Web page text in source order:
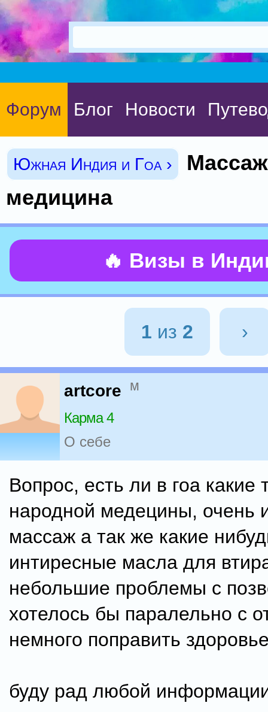
Форум Блог Новости
Южная Индия и Гоа ›
медицина
🔥 Визы в
1 из 2 ›
artcore м
Карма 4
О себе
Вопрос, есть ли в гоа какие
народной медецины, очень
массаж а так же какие
интиресные масла для
небольшие проблемы с
хотелось бы паралельно с
немного поправить
буду рад любой